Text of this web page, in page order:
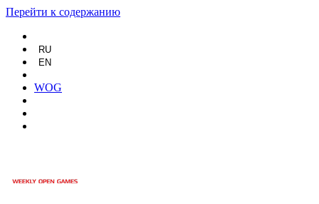
Перейти к содержанию
RU
EN
WOG